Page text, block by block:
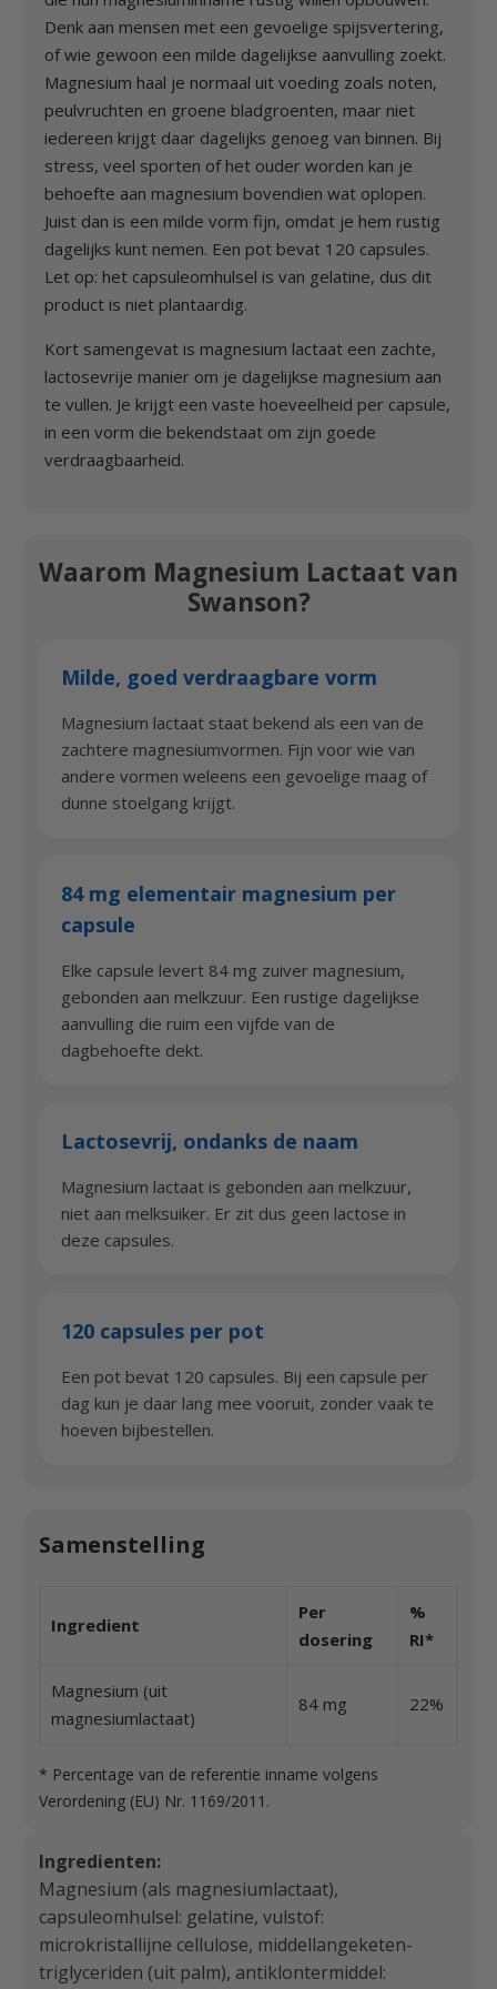
Denk aan mensen met een gevoelige spijsvertering,
of wie gewoon een milde dagelijkse aanvulling zoekt.
Magnesium haal je normaal uit voeding zoals noten,
peulvruchten en groene bladgroenten, maar niet
iedereen krijgt daar dagelijks genoeg van binnen. Bij
stress, veel sporten of het ouder worden kan je
behoefte aan magnesium bovendien wat oplopen.
Juist dan is een milde vorm fijn, omdat je hem rustig
dagelijks kunt nemen. Een pot bevat 120 capsules.
Let op: het capsuleomhulsel is van gelatine, dus dit
product is niet plantaardig.
Kort samengevat is magnesium lactaat een zachte,
lactosevrije manier om je dagelijkse magnesium aan
te vullen. Je krijgt een vaste hoeveelheid per capsule,
in een vorm die bekendstaat om zijn goede
verdraagbaarheid.
Waarom Magnesium Lactaat van
Swanson?
Milde, goed verdraagbare vorm
Magnesium lactaat staat bekend als een van de
zachtere magnesiumvormen. Fijn voor wie van
andere vormen weleens een gevoelige maag of
dunne stoelgang krijgt.
84 mg elementair magnesium per
capsule
Elke capsule levert 84 mg zuiver magnesium,
gebonden aan melkzuur. Een rustige dagelijkse
aanvulling die ruim een vijfde van de
dagbehoefte dekt.
Lactosevrij, ondanks de naam
Magnesium lactaat is gebonden aan melkzuur,
niet aan melksuiker. Er zit dus geen lactose in
deze capsules.
120 capsules per pot
Een pot bevat 120 capsules. Bij een capsule per
dag kun je daar lang mee vooruit, zonder vaak te
hoeven bijbestellen.
Samenstelling
Ingredient
Per
dosering
%
RI*
Magnesium (uit
magnesiumlactaat)
84 mg 22%
* Percentage van de referentie inname volgens
Verordening (EU) Nr. 1169/2011.
Ingredienten:
Magnesium (als magnesiumlactaat),
capsuleomhulsel: gelatine, vulstof:
microkristallijne cellulose, middellangeketen-
triglyceriden (uit palm), antiklontermiddel: